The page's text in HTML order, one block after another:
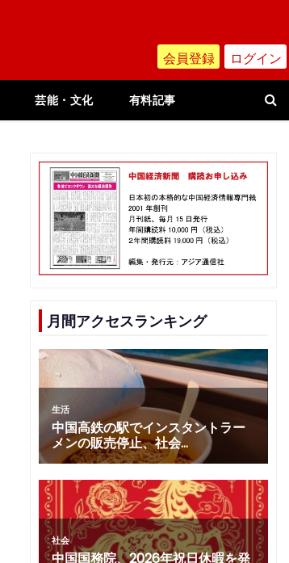
会員登録 ログイン
芸能・文化 有料記事
月間アクセスランキング